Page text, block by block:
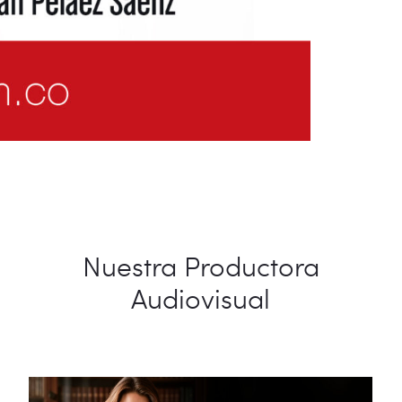
Nuestra Productora
Audiovisual